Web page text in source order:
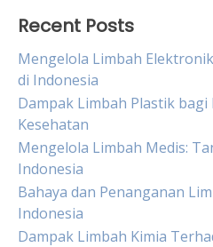
Recent Posts
Mengelola Limbah
di Indonesia
Dampak Limbah Plastik
Kesehatan
Mengelola Limbah Medis:
Indonesia
Bahaya dan Penanganan
Indonesia
Dampak Limbah Kimia